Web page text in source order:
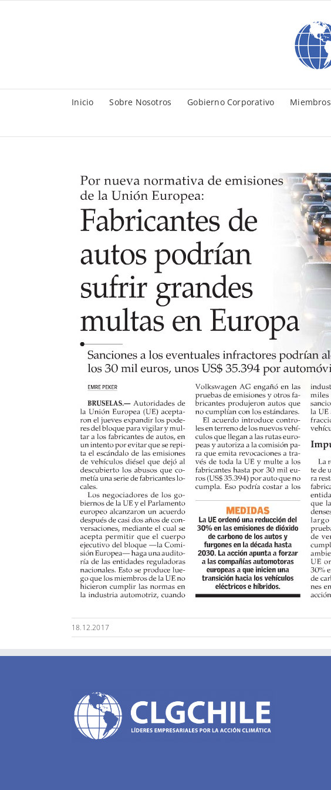
Inicio Sobre Nosotros Gobierno Corporativo Miembros
18.12.2017